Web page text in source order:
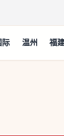
际 温州 福